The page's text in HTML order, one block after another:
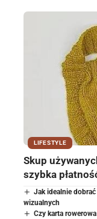
LIFESTYLE
Skup
szybka
Jak idealnie
wizualnych
Czy karta